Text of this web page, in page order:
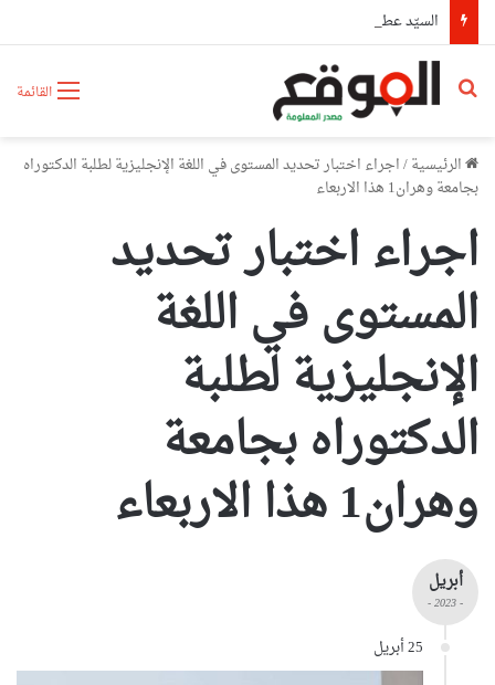
القائمة بحث عن
الرئيسية/اجراء اختبار تحديد المستوى في اللغة الإنجليزية لطلبة الدكتوراه
بجامعة وهران1 هذا الاربعاء
اجراء اختبار تحديد
المستوى في اللغة
الإنجليزية لطلبة
الدكتوراه بجامعة
وهران1 هذا الاربعاء
أبريل
- 2023 -
25 أبريل